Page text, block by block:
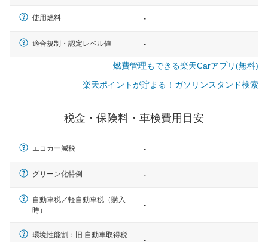
使用燃料 -
適合規制・認定レベル値 -
燃費管理もできる楽天Carアプリ(無料)
楽天ポイントが貯まる！ガソリンスタンド検索
税金・保険料・車検費用目安
エコカー減税 -
グリーン化特例 -
自動車税／軽自動車税（購入
時）
-
環境性能割：旧 自動車取得税
-